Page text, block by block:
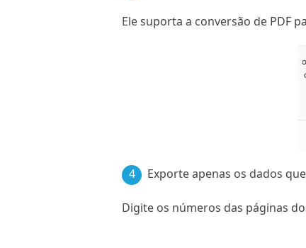
Ele suporta a conversão de PDF
4 Exporte apenas os dados
Digite os números das páginas